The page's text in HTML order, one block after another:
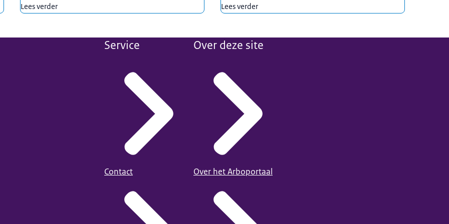
Lees verder Lees verder
Service
Contact
Over deze site
Over het Arboportaal